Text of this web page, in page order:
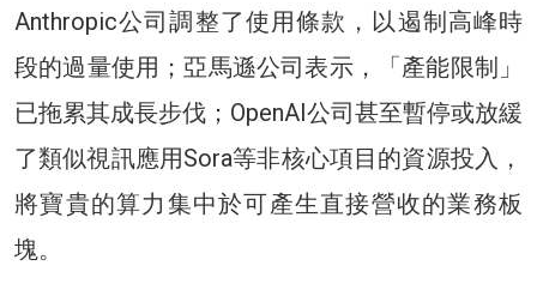
Anthropic公司調整了使用條款，以遏制高峰時
段的過量使用；亞馬遜公司表示，「產能限制」
已拖累其成長步伐；OpenAI公司甚至暫停或放緩
了類似視訊應用Sora等非核心項目的資源投入，
將寶貴的算力集中於可產生直接營收的業務板
塊。